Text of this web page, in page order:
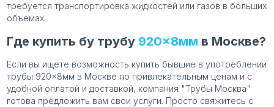
требуется транспортировка жидкостей или газов в больших
объемах.
Где купить бу трубу 920×8мм в Москве?
Если вы ищете возможность купить бывшие в употреблении
трубы 920×8мм в Москве по привлекательным ценам и с
удобной оплатой и доставкой, компания "Трубы Москва"
готова предложить вам свои услуги. Просто свяжитесь с